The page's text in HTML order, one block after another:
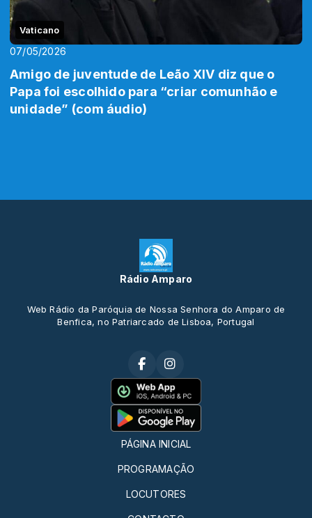
Vaticano
07/05/2026
Amigo de juventude de Leão XIV diz que o
Papa foi escolhido para “criar comunhão e
unidade” (com áudio)
Rádio Amparo
Web Rádio da Paróquia de Nossa Senhora do Amparo de
Benfica, no Patriarcado de Lisboa, Portugal
PÁGINA INICIAL
PROGRAMAÇÃO
LOCUTORES